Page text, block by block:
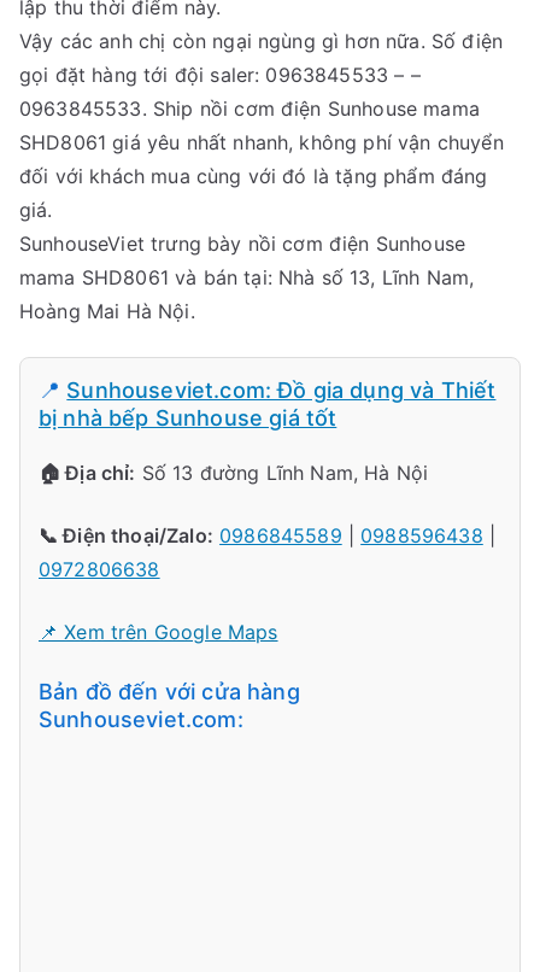
lập thu thời điểm này.
Vậy các anh chị còn ngại ngùng gì hơn nữa. Số điện
gọi đặt hàng tới đội saler: 0963845533 – –
0963845533. Ship nồi cơm điện Sunhouse mama
SHD8061 giá yêu nhất nhanh, không phí vận chuyển
đối với khách mua cùng với đó là tặng phẩm đáng
giá.
SunhouseViet trưng bày nồi cơm điện Sunhouse
mama SHD8061 và bán tại: Nhà số 13, Lĩnh Nam,
Hoàng Mai Hà Nội.
📍 Sunhouseviet.com: Đồ gia dụng và Thiết
bị nhà bếp Sunhouse giá tốt
🏠 Địa chỉ: Số 13 đường Lĩnh Nam, Hà Nội
📞 Điện thoại/Zalo: 0986845589 0988596438
0972806638
📌 Xem trên Google Maps
Bản đồ đến với cửa hàng
Sunhouseviet.com: